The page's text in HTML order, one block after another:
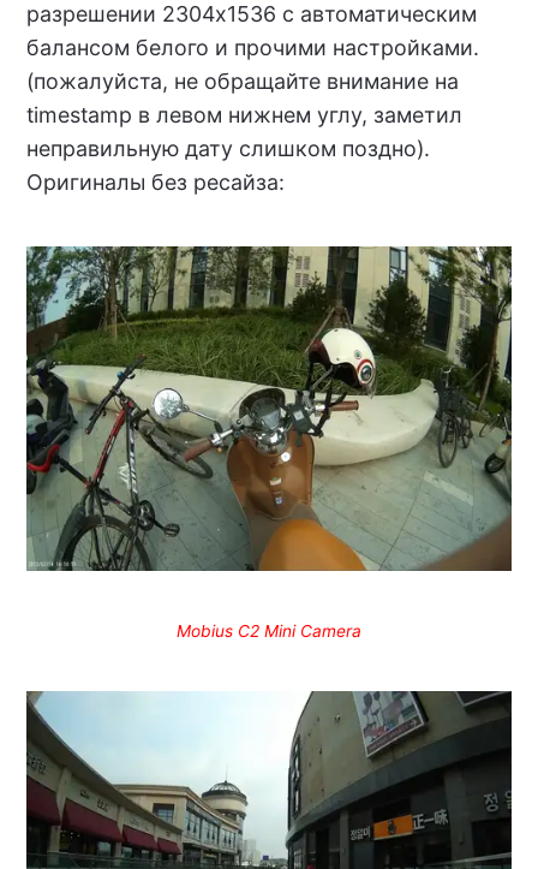
разрешении 2304х1536 с автоматическим
балансом белого и прочими настройками.
(пожалуйста, не обращайте внимание на
timestamp в левом нижнем углу, заметил
неправильную дату слишком поздно).
Оригиналы без ресайза:
Mobius C2 Mini Camera